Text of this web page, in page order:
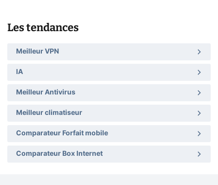
Les tendances
Meilleur VPN
IA
Meilleur Antivirus
Meilleur climatiseur
Comparateur Forfait mobile
Comparateur Box Internet